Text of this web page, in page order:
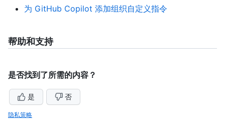
为 GitHub Copilot 添加组织自定义指令
帮助和支持
是否找到了所需的内容？
是 否
隐私策略